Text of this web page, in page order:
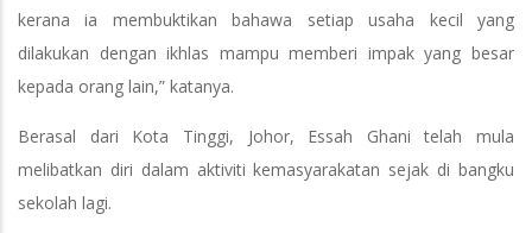
kerana ia membuktikan bahawa setiap usaha kecil yang
dilakukan dengan ikhlas mampu memberi impak yang besar
kepada orang lain,” katanya.
Berasal dari Kota Tinggi, Johor, Essah Ghani telah mula
melibatkan diri dalam aktiviti kemasyarakatan sejak di bangku
sekolah lagi.